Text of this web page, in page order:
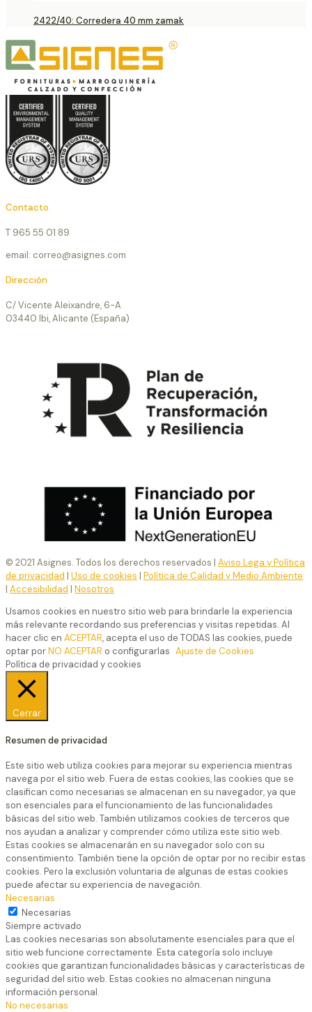
2422/40: Corredera 40 mm zamak
Contacto
T 965 55 01 89
email: correo@asignes.com
Dirección
C/ Vicente Aleixandre, 6-A
03440 Ibi, Alicante (España)
© 2021 Asignes. Todos los derechos reservados | Aviso Lega y Política
de privacidad | Uso de cookies | Política de Calidad y Medio Ambiente
| Accesibilidad | Nosotros
Usamos cookies en nuestro sitio web para brindarle la experiencia
más relevante recordando sus preferencias y visitas repetidas. Al
hacer clic en ACEPTAR, acepta el uso de TODAS las cookies, puede
optar porNO ACEPTAR o configurarlas Ajuste de Cookies
Política de privacidad y cookies
Cerrar
Resumen de privacidad
Este sitio web utiliza cookies para mejorar su experiencia mientras
navega por el sitio web. Fuera de estas cookies, las cookies que se
clasifican como necesarias se almacenan en su navegador, ya que
son esenciales para el funcionamiento de las funcionalidades
básicas del sitio web. También utilizamos cookies de terceros que
nos ayudan a analizar y comprender cómo utiliza este sitio web.
Estas cookies se almacenarán en su navegador solo con su
consentimiento. También tiene la opción de optar por no recibir estas
cookies. Pero la exclusión voluntaria de algunas de estas cookies
puede afectar su experiencia de navegación.
Necesarias
Necesarias
Siempre activado
Las cookies necesarias son absolutamente esenciales para que el
sitio web funcione correctamente. Esta categoría solo incluye
cookies que garantizan funcionalidades básicas y características de
seguridad del sitio web. Estas cookies no almacenan ninguna
información personal.
No necesarias